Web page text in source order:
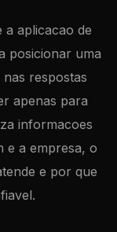
a aplicacao de
posicionar uma
respostas
apenas para
informacoes
e a empresa, o
e por que